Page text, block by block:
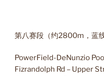
第八赛段（约2800m，蓝线
PowerField-DeNunzio
Fizrandolph Rd – Upper